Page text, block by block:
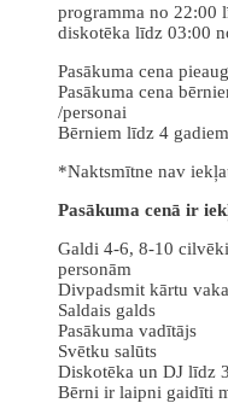
programma no 22:00
diskotēka līdz 03:00
Pasākuma cena
Pasākuma cena
/personai
Bērniem līdz 4
*Naktsmītne nav
Pasākuma cenā ir
Galdi 4-6, 8-10
personām
Divpadsmit kārtu
Saldais galds
Pasākuma vadītājs
Svētku salūts
Diskotēka un DJ līdz
Bērni ir laipni gaidīti